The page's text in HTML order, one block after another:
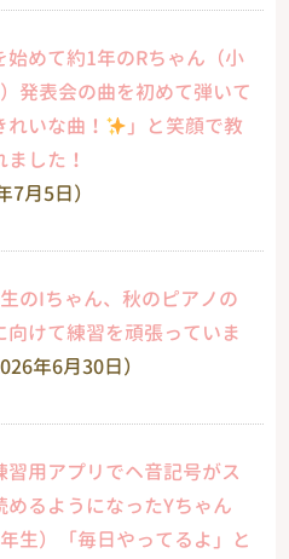
始めて約1年のRちゃん（小
発表会の曲を初めて弾いて
いな曲！
」と笑顔で教
ました！
7月5日）
のIちゃん、秋のピアノの
向けて練習を頑張っていま
年6月30日）
習用アプリでヘ音記号がス
めるようになったYちゃん
年生）「毎日やってるよ」と